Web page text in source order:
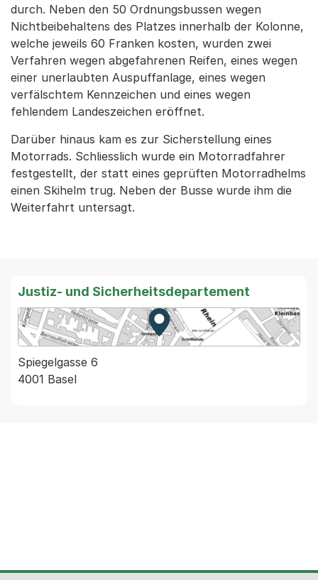
durch. Neben den 50 Ordnungsbussen wegen
Nichtbeibehaltens des Platzes innerhalb der Kolonne,
welche jeweils 60 Franken kosten, wurden zwei
Verfahren wegen abgefahrenen Reifen, eines wegen
einer unerlaubten Auspuffanlage, eines wegen
verfälschtem Kennzeichen und eines wegen
fehlendem Landeszeichen eröffnet.
Darüber hinaus kam es zur Sicherstellung eines
Motorrads. Schliesslich wurde ein Motorradfahrer
festgestellt, der statt eines geprüften Motorradhelms
einen Skihelm trug. Neben der Busse wurde ihm die
Weiterfahrt untersagt.
Justiz- und Sicherheitsdepartement
Zur Karte von MapBS.
Externer Link, wird in einem
Spiegelgasse 6
4001 Basel